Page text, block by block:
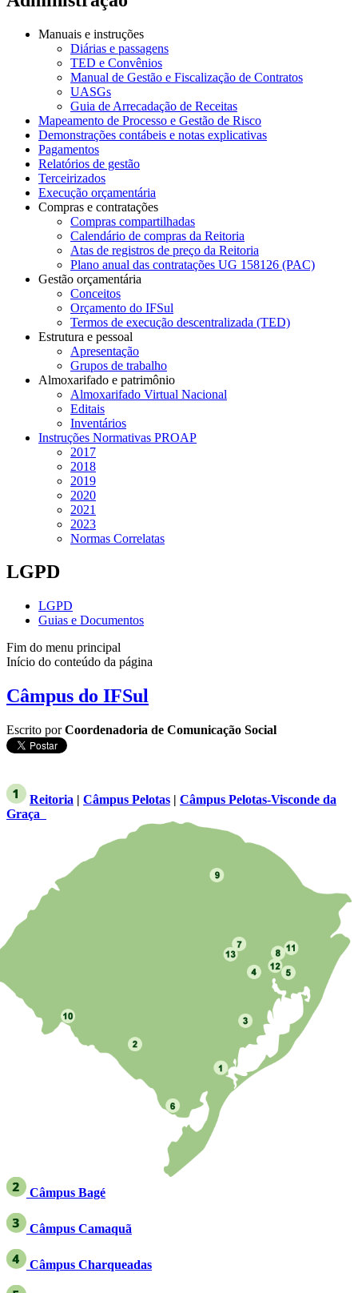
Manuais e instruções
Diárias e passagens
TED e Convênios
Manual de Gestão e Fiscalização de Contratos
UASGs
Guia de Arrecadação de Receitas
Mapeamento de Processo e Gestão de Risco
Demonstrações contábeis e notas explicativas
Pagamentos
Relatórios de gestão
Terceirizados
Execução orçamentária
Compras e contratações
Compras compartilhadas
Calendário de compras da Reitoria
Atas de registros de preço da Reitoria
Plano anual das contratações UG 158126 (PAC)
Gestão orçamentária
Conceitos
Orçamento do IFSul
Termos de execução descentralizada (TED)
Estrutura e pessoal
Apresentação
Grupos de trabalho
Almoxarifado e patrimônio
Almoxarifado Virtual Nacional
Editais
Inventários
Instruções Normativas PROAP
2017
2018
2019
2020
2021
2023
Normas Correlatas
LGPD
LGPD
Guias e Documentos
Fim do menu principal
Início do conteúdo da página
Câmpus do IFSul
Escrito porCoordenadoria de Comunicação Social
Reitoria | Câmpus Pelotas | Câmpus Pelotas-Visconde da
Graça
Câmpus Bagé
Câmpus Camaquã
Câmpus Charqueadas